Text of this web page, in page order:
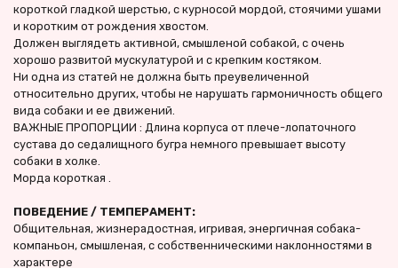
короткой гладкой шерстью, с курносой мордой, стоячими ушами
и коротким от рождения хвостом.
Должен выглядеть активной, смышленой собакой, с очень
хорошо развитой мускулатурой и с крепким костяком.
Ни одна из статей не должна быть преувеличенной
относительно других, чтобы не нарушать гармоничность общего
вида собаки и ее движений.
ВАЖНЫЕ ПРОПОРЦИИ : Длина корпуса от плече-лопаточного
сустава до седалищного бугра немного превышает высоту
собаки в холке.
Морда короткая .
ПОВЕДЕНИЕ / ТЕМПЕРАМЕНТ:
Общительная, жизнерадостная, игривая, энергичная собака-
компаньон, смышленая, с собственническими наклонностями в
характере